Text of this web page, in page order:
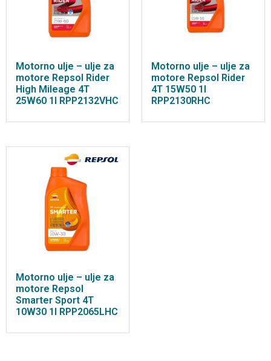
Motorno ulje – ulje za
motore Repsol Rider
High Mileage 4T
25W60 1l RPP2132VHC
Motorno ulje – ulje za
motore Repsol Rider
4T 15W50 1l
RPP2130RHC
Motorno ulje – ulje za
motore Repsol
Smarter Sport 4T
10W30 1l RPP2065LHC